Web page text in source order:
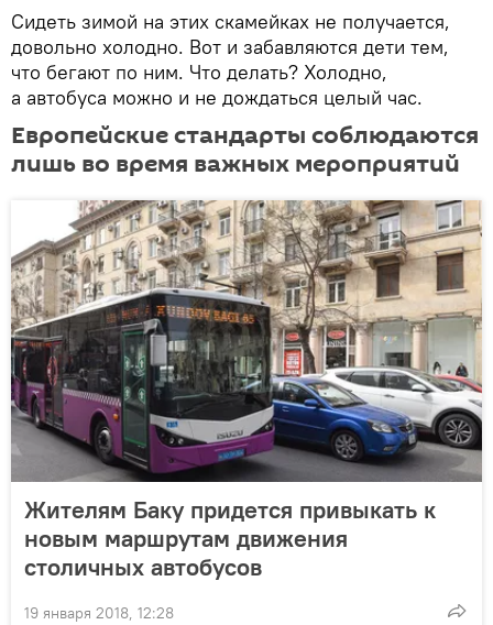
Сидеть зимой на этих скамейках не получается,
довольно холодно. Вот и забавляются дети тем,
что бегают по ним. Что делать? Холодно,
а автобуса можно и не дождаться целый час.
Европейские стандарты соблюдаются
лишь во время важных мероприятий
Жителям Баку придется привыкать к
новым маршрутам движения
столичных автобусов
19 января 2018, 12:28